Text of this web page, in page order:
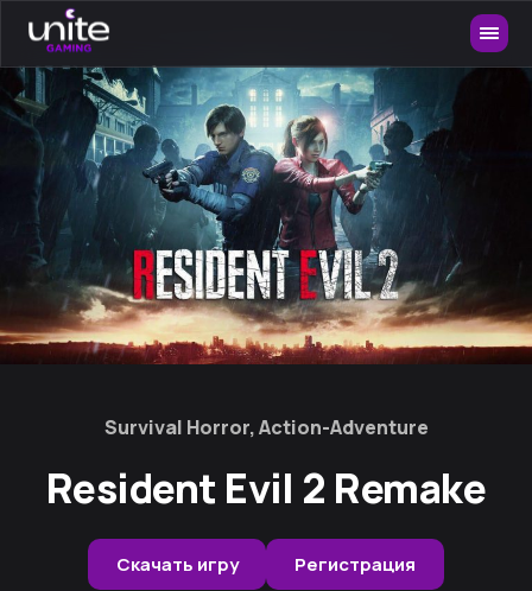
Survival Horror, Action-Adventure
Resident Evil 2 Remake
Скачать игру Регистрация